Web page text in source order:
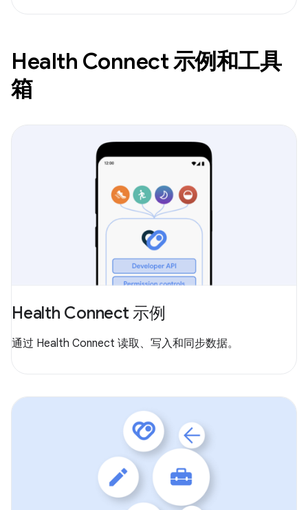
Health Connect 示例和工具
箱
Health Connect 示例
通过 Health Connect 读取、写入和同步数据。